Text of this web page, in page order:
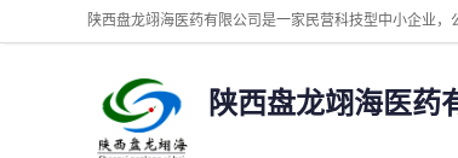
陕西盘龙翊海医药